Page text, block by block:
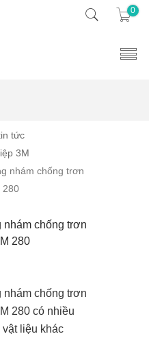
nhám chống trơn
280
nhám chống trơn
280 có nhiều
vật liệu khác
0
tức
3M
nhám chống trơn
280